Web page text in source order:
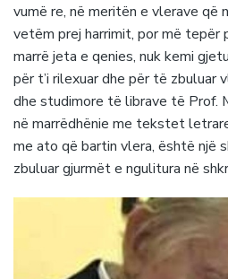
vumë re, në meritën e vlerave që
vetëm prej harrimit, por më tepër
marrë jeta e qenies, nuk kemi
për t’i rilexuar dhe për të zbuluar
dhe studimore të librave të Prof.
në marrëdhënie me tekstet
me ato që bartin vlera, është një
zbuluar gjurmët e ngulitura në